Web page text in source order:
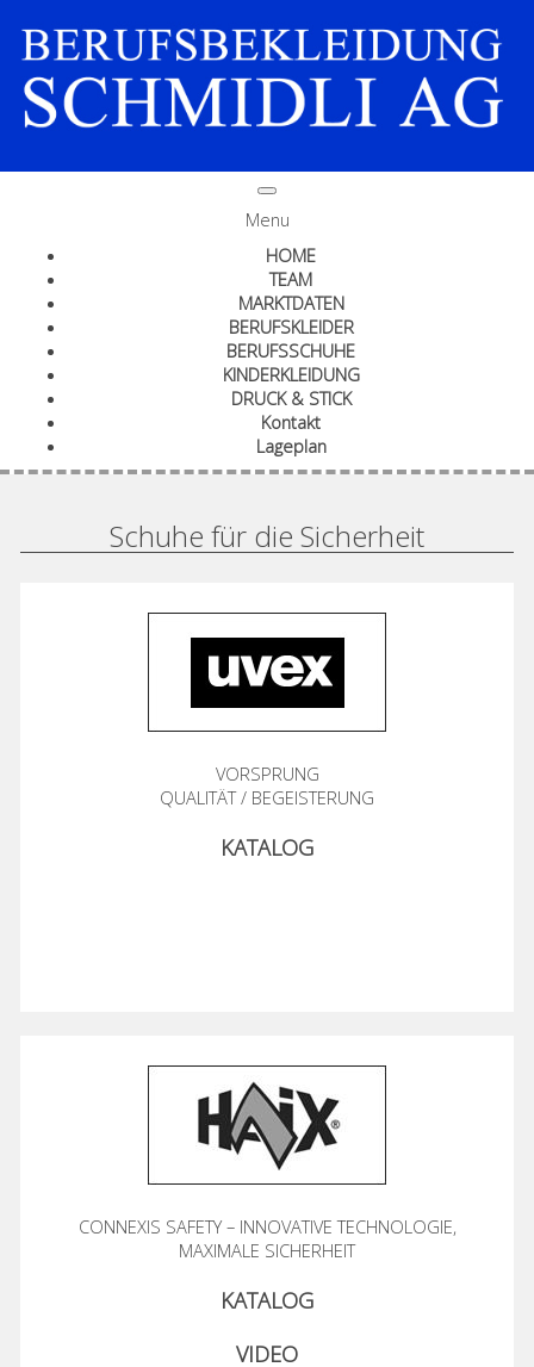
Menu
HOME
TEAM
MARKTDATEN
BERUFSKLEIDER
BERUFSSCHUHE
KINDERKLEIDUNG
DRUCK & STICK
Kontakt
Lageplan
Schuhe für die Sicherheit
VORSPRUNG
QUALITÄT / BEGEISTERUNG
KATALOG
CONNEXIS SAFETY – INNOVATIVE TECHNOLOGIE,
MAXIMALE SICHERHEIT
KATALOG
VIDEO